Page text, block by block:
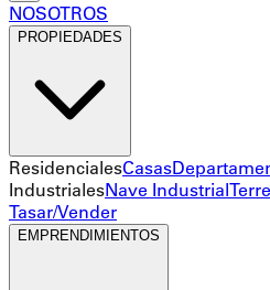
NOSOTROS
PROPIEDADES
ResidencialesCasas
IndustrialesNave Industrial
Tasar/Vender
EMPRENDIMIENTOS